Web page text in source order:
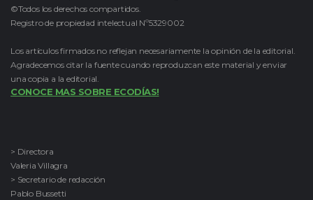
©Todos los derechos compartidos.
Registro de propiedad intelectual Nº5329002
Los artículos firmados no reflejan necesariamente la opinión de la editorial.
Agradecemos citar la fuente cuando reproduzcan este material y enviar
una copia a la editorial.
CONOCE MAS SOBRE ECODÍAS!
> Directora
Valeria Villagra
> Secretario de redacción
Pablo Bussetti